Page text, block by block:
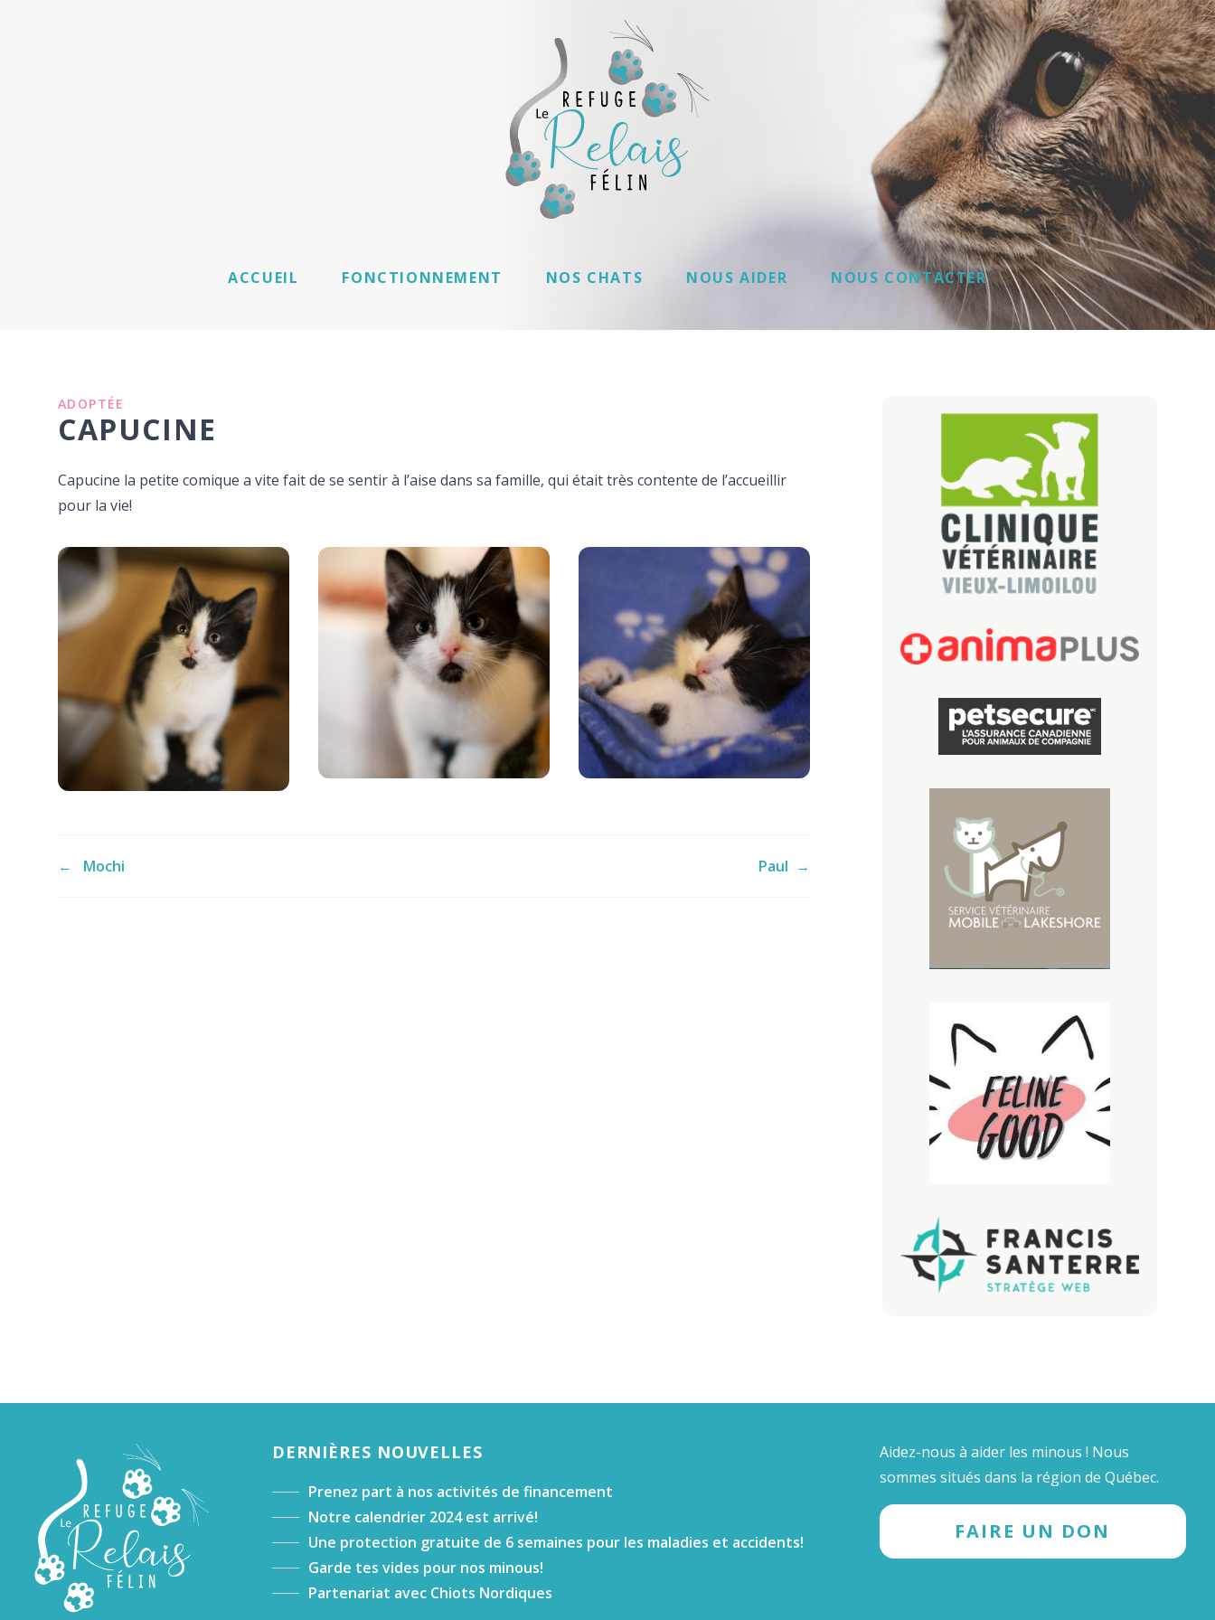
ACCUEIL FONCTIONNEMENT NOS CHATS NOUS AIDER NOUS CONTACTER
ADOPTÉE
CAPUCINE
Capucine la petite comique a vite fait de se sentir à l’aise dans sa famille, qui était très contente de l’accueillir
pour la vie!
← Mochi Paul →
DERNIÈRES NOUVELLES
Prenez part à nos activités de financement
Notre calendrier 2024 est arrivé!
Une protection gratuite de 6 semaines pour les maladies et accidents!
Garde tes vides pour nos minous!
Partenariat avec Chiots Nordiques
Aidez-nous à aider les minous ! Nous
sommes situés dans la région de Québec.
FAIRE UN DON